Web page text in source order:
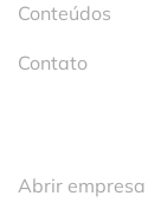
Conteúdos
Contato
Abrir empresa